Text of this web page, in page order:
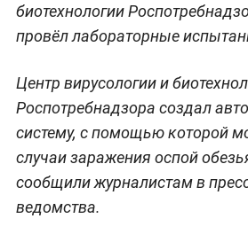
биотехнологии
провёл лабораторные
Центр вирусологии и
Роспотребнадзора создал
систему, с помощью которой
случаи заражения оспой
сообщили журналистам в
ведомства.